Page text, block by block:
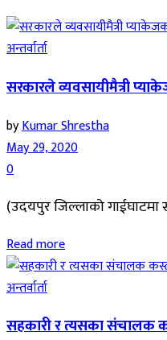
अन्तर्वार्ता
सरकारले व्यवसायीमैत्री
byKumar Shrestha
May 29, 2020
0
(उदयपुर जिल्लाको गाईघाटमा
Read more
अन्तर्वार्ता
सहकारी र त्यसका संचालक